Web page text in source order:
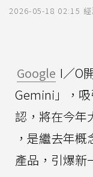
2026-05-18 02:15
Google I／O
Gemini」，
認，將在今年
，是繼去年
產品，引爆新